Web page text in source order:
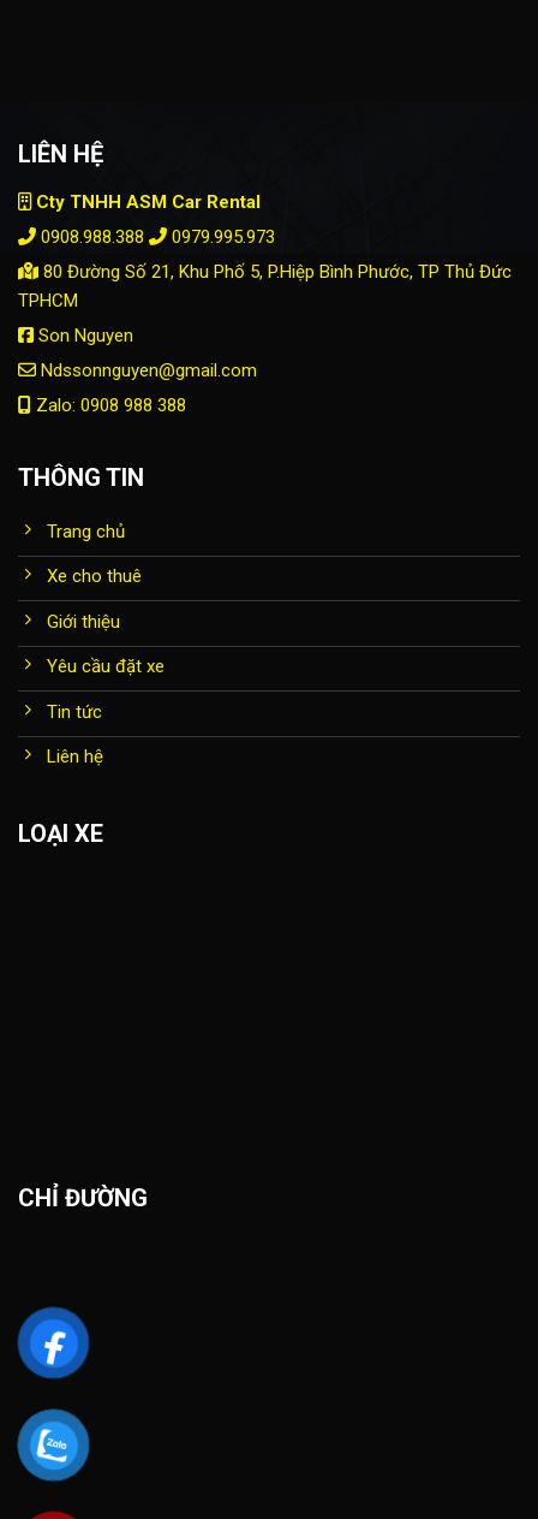
LIÊN HỆ
Cty TNHH ASM Car Rental
0908.988.388
0979.995.973
80 Đường Số 21, Khu Phố 5, P.Hiệp Bình Phước, TP Thủ Đức
TPHCM
Son Nguyen
Ndssonnguyen@gmail.com
Zalo: 0908 988 388
THÔNG TIN
Trang chủ
Xe cho thuê
Giới thiệu
Yêu cầu đặt xe
Tin tức
Liên hệ
LOẠI XE
CHỈ ĐƯỜNG